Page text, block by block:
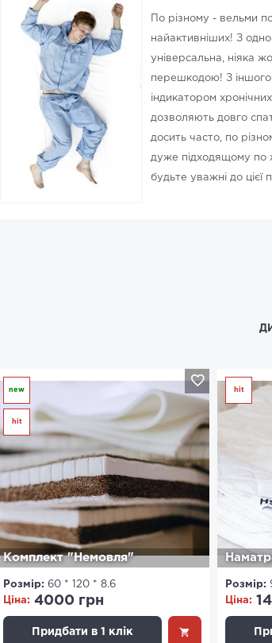
По різному - вельми
найактивніших! З
універсальна, ніяка
перешкодою! З
індикатором
дозволяють довго
досить часто, по
дуже підходящому по
будьте уважні до цієї
new
hit
Комплект "Немовля"
Розмір: 60 * 120 * 8.6
Ціна: 4000 грн
Придбати в 1 клік
hit
Розмір:
Ціна: